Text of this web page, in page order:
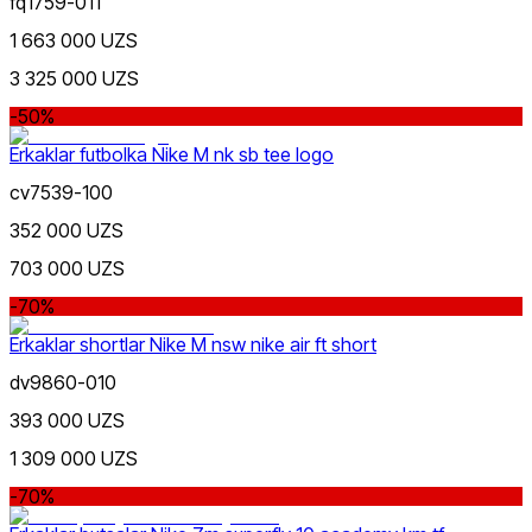
Sariq
Olovrang
Ommabop
1 663 000 UZS
3 325 000 UZS
-50%
Erkaklar futbolka Nike M nk sb tee logo
cv7539-100
352 000 UZS
703 000 UZS
-70%
Erkaklar shortlar Nike M nsw nike air ft short
dv9860-010
393 000 UZS
1 309 000 UZS
-70%